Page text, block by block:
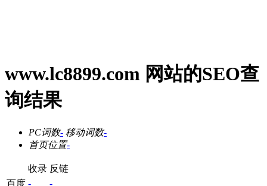
www.lc8899.com 网站的SEO查
询结果
PC词数- 移动词数-
首页位置-
收录 反链
百度 -
-